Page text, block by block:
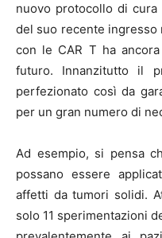
nuovo protocollo di
del suo recente ingresso
con le CAR T ha
futuro. Innanzitutto il
perfezionato così da
per un gran numero di
Ad esempio, si pensa
possano essere
affetti da tumori solidi.
solo 11 sperimentazioni